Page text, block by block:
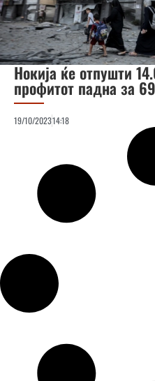
Нокија ќе отпушти
профитот падна за
19/10/202314:18